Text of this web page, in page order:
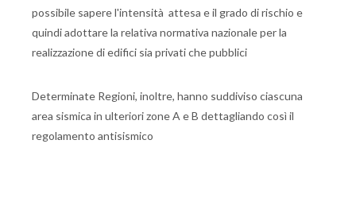
possibile sapere l'intensità attesa e il grado di rischio e
quindi adottare la relativa normativa nazionale per la
realizzazione di edifici sia privati che pubblici
Determinate Regioni, inoltre, hanno suddiviso ciascuna
area sismica in ulteriori zone A e B dettagliando così il
regolamento antisismico